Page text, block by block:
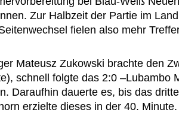
Zur Halbzeit der Partie im
fielen also mehr
Mateusz Zukowski brachte den
schnell folgte das 2:0 –Lubambo
Daraufhin dauerte es, bis das
erzielte dieses in der 40. Minute.